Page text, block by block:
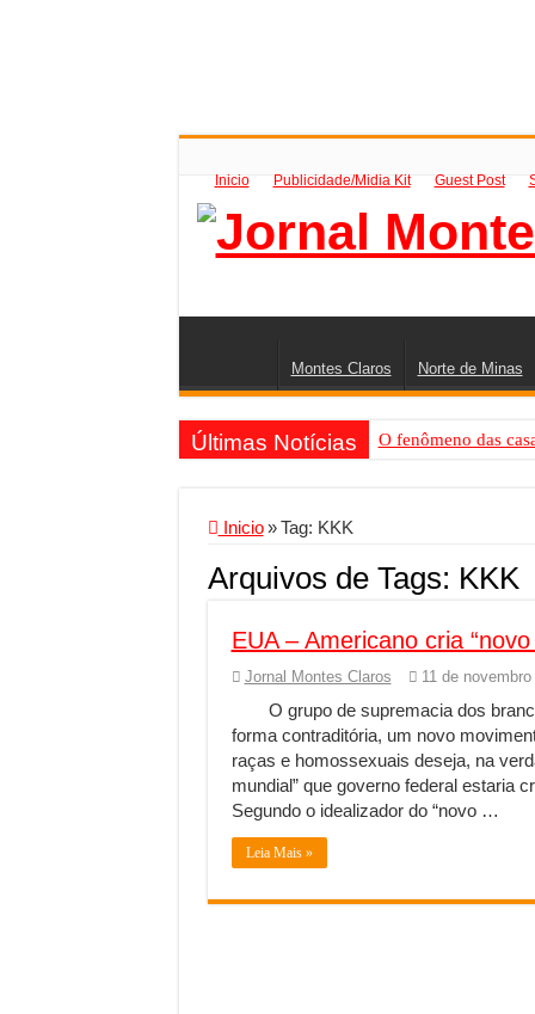
Inicio Publicidade/Midia Kit Guest Post
Montes Claros Norte de Minas
Últimas Notícias O fenômeno das
Mais da metade
Comércio Interativo
PF e Emissoras
De economista a
Marcenaria sob
Do estudo à
Qualidade do
Inicio » Tag: KKK
Arquivos de Tags: KKK
EUA – Americano cria
Jornal Montes Claros 11 de
O grupo de supremacia dos
forma contraditória, um novo
raças e homossexuais deseja, na
mundial” que governo federal estaria
Segundo o idealizador do “novo …
Leia Mais »